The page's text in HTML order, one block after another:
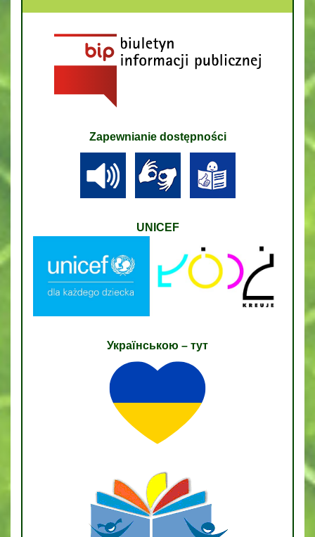
Zapewnianie dostępności
UNICEF
Українською – тут